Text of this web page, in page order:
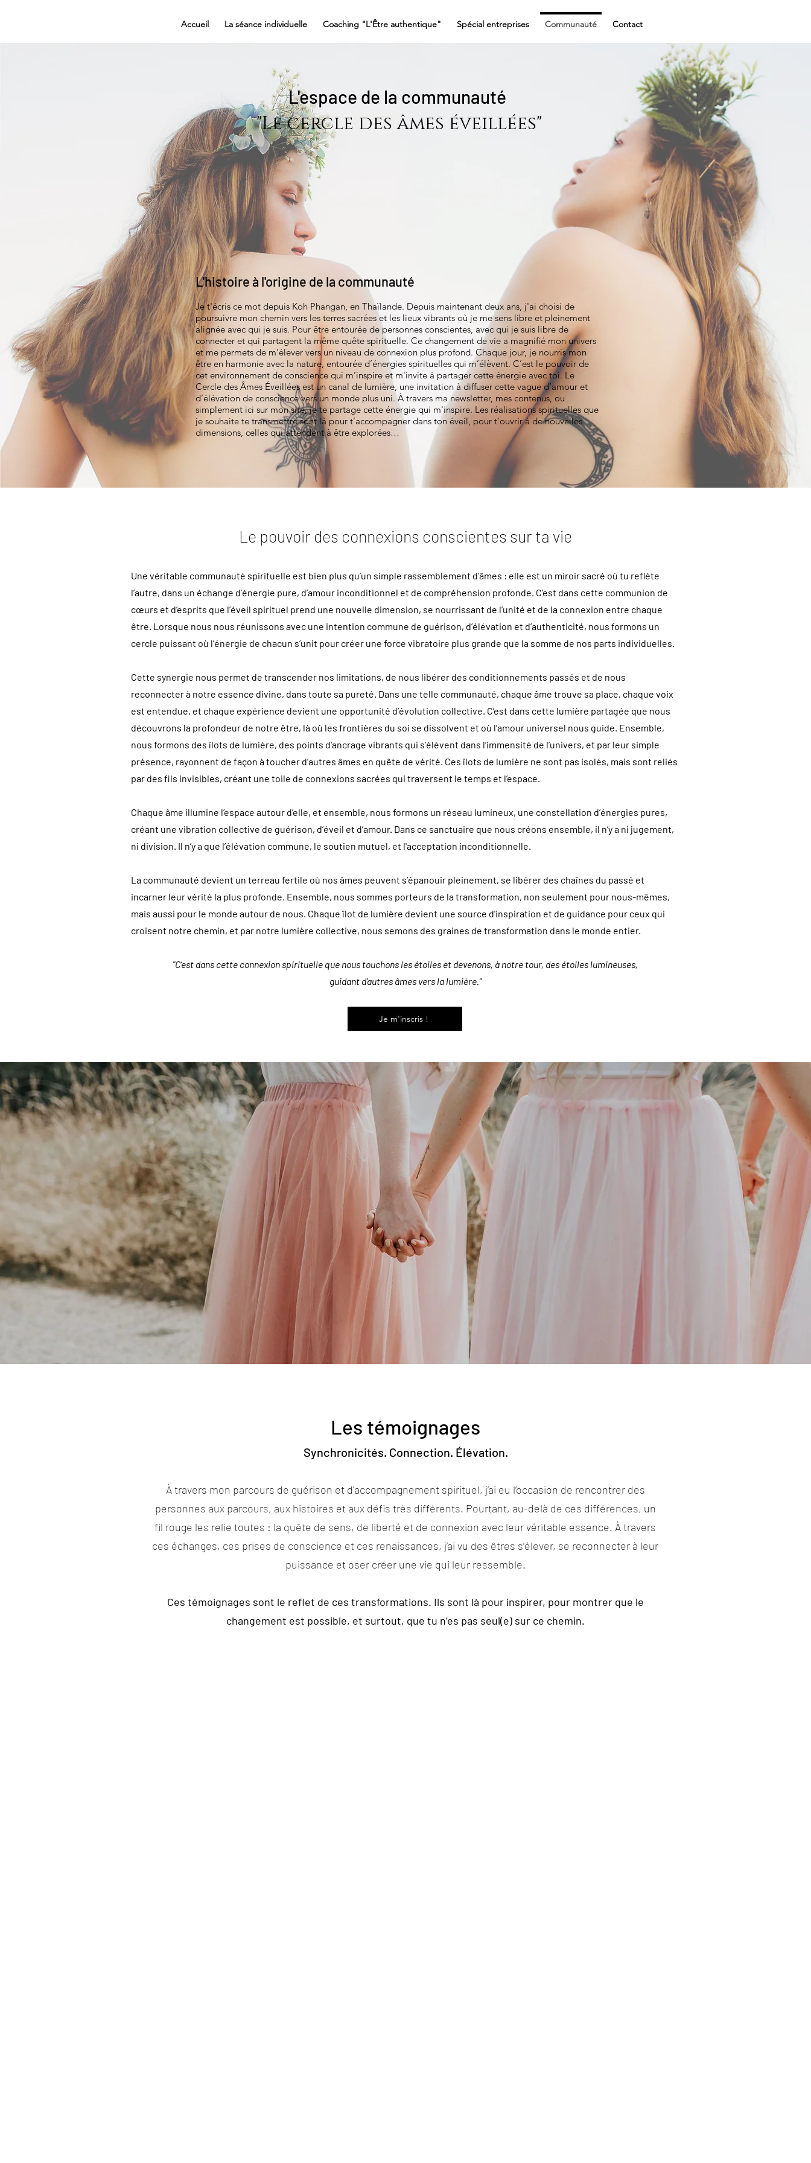
Accueil La séance individuelle Coaching "L'Être authentique" Spécial entreprises Communauté Contact
L'espace de la communauté
"Le cercle des âmes éveillées"
L'histoire à l'origine de la communauté
Je t'écris ce mot depuis Koh Phangan, en Thaïlande. Depuis maintenant deux ans, j'ai choisi de
poursuivre mon chemin vers les terres sacrées et les lieux vibrants où je me sens libre et pleinement
alignée avec qui je suis. Pour être entourée de personnes conscientes, avec qui je suis libre de
connecter et qui partagent la même quête spirituelle. Ce changement de vie a magnifié mon univers
et me permets de m’élever vers un niveau de connexion plus profond. Chaque jour, je nourris mon
être en harmonie avec la nature, entourée d’énergies spirituelles qui m’élèvent. C’est le pouvoir de
cet environnement de conscience qui m’inspire et m'invite à partager cette énergie avec toi. Le
Cercle des Âmes Éveillées est un canal de lumière, une invitation à diffuser cette vague d’amour et
d’élévation de conscience vers un monde plus uni. À travers ma newsletter, mes contenus, ou
simplement ici sur mon site, je te partage cette énergie qui m'inspire. Les réalisations spirituelles que
je souhaite te transmettre sont là pour t’accompagner dans ton éveil, pour t’ouvrir à de nouvelles
dimensions, celles qui attendent à être explorées…
Le pouvoir des connexions conscientes sur ta vie
Une véritable communauté spirituelle est bien plus qu’un simple rassemblement d’âmes : elle est un miroir sacré où tu reflète
l’autre, dans un échange d’énergie pure, d’amour inconditionnel et de compréhension profonde. C’est dans cette communion de
cœurs et d’esprits que l’éveil spirituel prend une nouvelle dimension, se nourrissant de l’unité et de la connexion entre chaque
être. Lorsque nous nous réunissons avec une intention commune de guérison, d’élévation et d’authenticité, nous formons un
cercle puissant où l’énergie de chacun s’unit pour créer une force vibratoire plus grande que la somme de nos parts individuelles.
Cette synergie nous permet de transcender nos limitations, de nous libérer des conditionnements passés et de nous
reconnecter à notre essence divine, dans toute sa pureté. Dans une telle communauté, chaque âme trouve sa place, chaque voix
est entendue, et chaque expérience devient une opportunité d’évolution collective. C’est dans cette lumière partagée que nous
découvrons la profondeur de notre être, là où les frontières du soi se dissolvent et où l’amour universel nous guide. Ensemble,
nous formons des îlots de lumière, des points d'ancrage vibrants qui s’élèvent dans l’immensité de l’univers, et par leur simple
présence, rayonnent de façon à toucher d’autres âmes en quête de vérité. Ces îlots de lumière ne sont pas isolés, mais sont reliés
par des fils invisibles, créant une toile de connexions sacrées qui traversent le temps et l’espace.
Chaque âme illumine l’espace autour d’elle, et ensemble, nous formons un réseau lumineux, une constellation d’énergies pures,
créant une vibration collective de guérison, d’éveil et d’amour. Dans ce sanctuaire que nous créons ensemble, il n’y a ni jugement,
ni division. Il n’y a que l’élévation commune, le soutien mutuel, et l'acceptation inconditionnelle.
La communauté devient un terreau fertile où nos âmes peuvent s’épanouir pleinement, se libérer des chaînes du passé et
incarner leur vérité la plus profonde. Ensemble, nous sommes porteurs de la transformation, non seulement pour nous-mêmes,
mais aussi pour le monde autour de nous. Chaque îlot de lumière devient une source d'inspiration et de guidance pour ceux qui
croisent notre chemin, et par notre lumière collective, nous semons des graines de transformation dans le monde entier.
"C’est dans cette connexion spirituelle que nous touchons les étoiles et devenons, à notre tour, des étoiles lumineuses,
guidant d’autres âmes vers la lumière."
Je m'inscris !
Les témoignages
Synchronicités. Connection. Élévation.
À travers mon parcours de guérison et d'accompagnement spirituel, j’ai eu l’occasion de rencontrer des
personnes aux parcours, aux histoires et aux défis très différents. Pourtant, au-delà de ces différences, un
fil rouge les relie toutes : la quête de sens, de liberté et de connexion avec leur véritable essence. À travers
ces échanges, ces prises de conscience et ces renaissances, j’ai vu des êtres s’élever, se reconnecter à leur
puissance et oser créer une vie qui leur ressemble.
Ces témoignages sont le reflet de ces transformations. Ils sont là pour inspirer, pour montrer que le
changement est possible, et surtout, que tu n’es pas seul(e) sur ce chemin.